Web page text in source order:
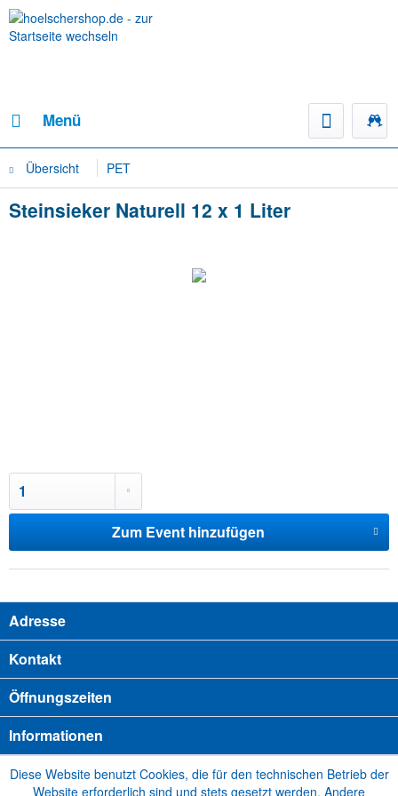
Menü
Übersicht PET
Steinsieker Naturell 12 x 1 Liter
Zum Event hinzufügen
Adresse
Kontakt
Öffnungszeiten
Informationen
Diese Website benutzt Cookies, die für den technischen Betrieb der
Website erforderlich sind und stets gesetzt werden. Andere